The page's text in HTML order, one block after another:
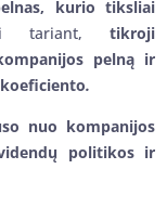
kurio tiksliai
tariant, tikroji
pelną ir
.
nuo kompanijos
politikos ir